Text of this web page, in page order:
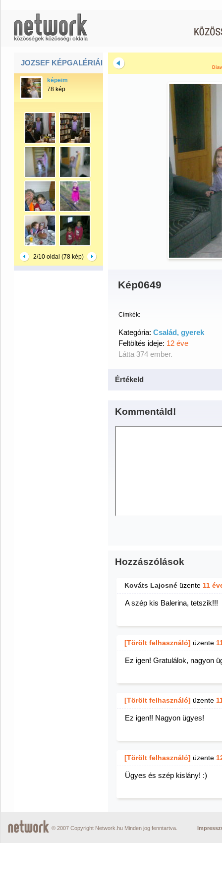
JOZSEF KÉPGALÉRIÁI
képeim
78 kép
2/10 oldal (78 kép)
Kép0649
Címkék:
Kategória: Család, gyerek
Feltöltés ideje: 12 éve
Látta 374 ember.
Értékeld
Kommentáld!
Hozzászólások
Kováts Lajosné üzente 11
A szép kis Balerina, tetszik!!!
[Törölt felhasználó] üzente
Ez igen! Gratulálok, nagyon
[Törölt felhasználó] üzente
Ez igen!! Nagyon ügyes!
[Törölt felhasználó] üzente
Ügyes és szép kislány! :)
© 2007 Copyright Network.hu Minden jog fenntartva.